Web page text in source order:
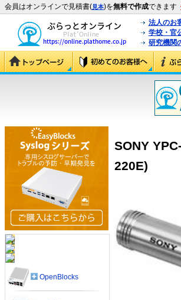
会員はオンラインで見積書(見本)を無料で作成できます
法人のお
学校・官
研究機関
SONY
220E)
OpenBlocks